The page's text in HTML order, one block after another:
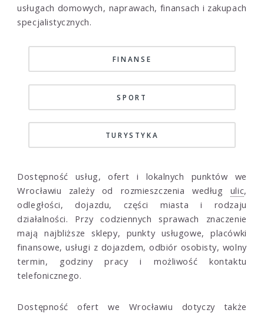
usługach domowych, naprawach, finansach i zakupach
specjalistycznych.
FINANSE
SPORT
TURYSTYKA
Dostępność usług, ofert i lokalnych punktów we
Wrocławiu zależy od rozmieszczenia według ulic,
odległości, dojazdu, części miasta i rodzaju
działalności. Przy codziennych sprawach znaczenie
mają najbliższe sklepy, punkty usługowe, placówki
finansowe, usługi z dojazdem, odbiór osobisty, wolny
termin, godziny pracy i możliwość kontaktu
telefonicznego.
Dostępność ofert we Wrocławiu dotyczy także